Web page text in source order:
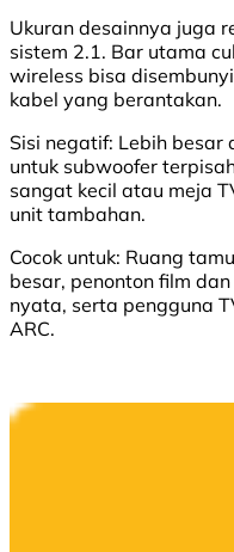
Ukuran desainnya juga
sistem 2.1. Bar utama
wireless bisa
kabel yang berantakan.
Sisi negatif: Lebih besar
untuk subwoofer
sangat kecil atau meja
unit tambahan.
Cocok untuk: Ruang
besar, penonton film
nyata, serta pengguna
ARC.